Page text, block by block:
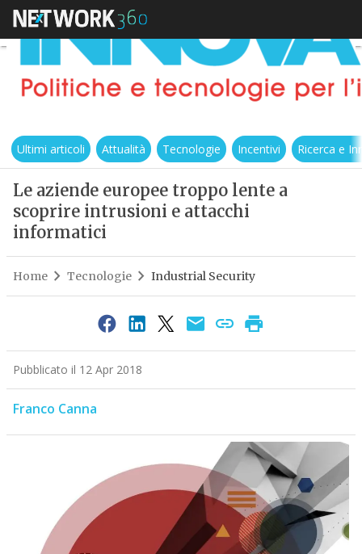
Ultimi articoli Attualità Tecnologie Incentivi Ricerca e
Le aziende europee troppo lente a
scoprire intrusioni e attacchi
informatici
Home Tecnologie Industrial Security
Pubblicato il 12 Apr 2018
Franco Canna